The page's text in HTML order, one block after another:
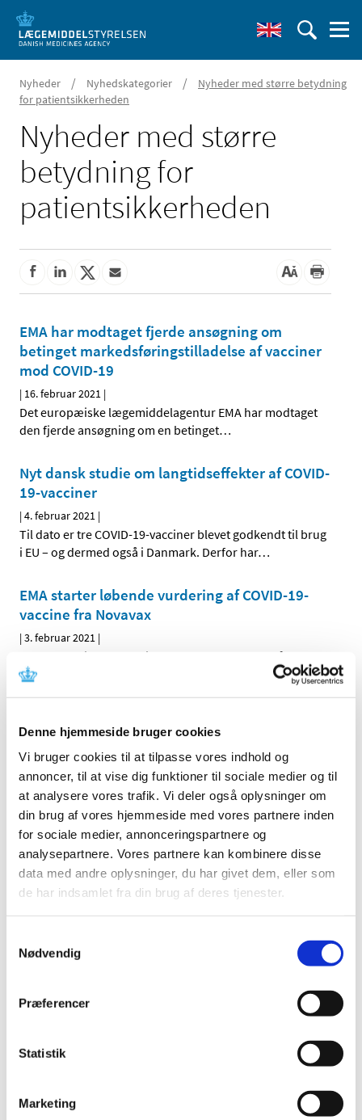
Denne hjemmeside bruger cookies
Vi bruger cookies til at tilpasse vores indhold og
annoncer, til at vise dig funktioner til sociale medier og til
at analysere vores trafik. Vi deler også oplysninger om
din brug af vores hjemmeside med vores partnere inden
for sociale medier, annonceringspartnere og
analysepartnere. Vores partnere kan kombinere disse
data med andre oplysninger, du har givet dem, eller som
de har indsamlet fra din brug af deres tjenester.
Nødvendig
Præferencer
Statistik
Marketing
Nyheder / Nyhedskategorier /
Nyheder med større betydning
for patientsikkerheden
Nyheder med større
betydning for
patientsikkerheden
EMA har modtaget fjerde ansøgning om
betinget markedsføringstilladelse af vacciner
mod COVID-19
| 16. februar 2021 |
Det europæiske lægemiddelagentur EMA har modtaget
den fjerde ansøgning om en betinget…
Nyt dansk studie om langtidseffekter af COVID-
19-vacciner
|4. februar 2021 |
Til dato er tre COVID-19-vacciner blevet godkendt til brug
i EU – og dermed også i Danmark. Derfor har…
EMA starter løbende vurdering af COVID-19-
vaccine fra Novavax
|3. februar 2021 |
Det europæiske lægemiddelagentur, EMA, har påbegyndt
en løbende vurdering af data fra forsøg med en mulig…
medicin mod COVID19
|1. februar 2021|
Det europæiske lægemiddelagentur, EMA, indleder nu en
såkaldt rolling review-proces for en ny…
Alle (96)
TID
2023 (8)
2021 (40)
oktober (1)
august (1)